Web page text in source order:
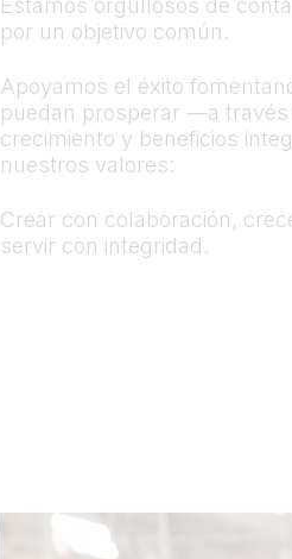
Estamos orgullosos de
por un objetivo común.
Apoyamos el éxito
puedan prosperar —a través
crecimiento y beneficios
nuestros valores:
Crear con colaboración,
servir con integridad.